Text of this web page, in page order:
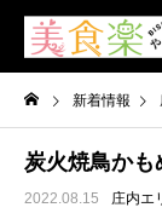
新着情報
炭火焼鳥か
2022.08.15 庄内エ